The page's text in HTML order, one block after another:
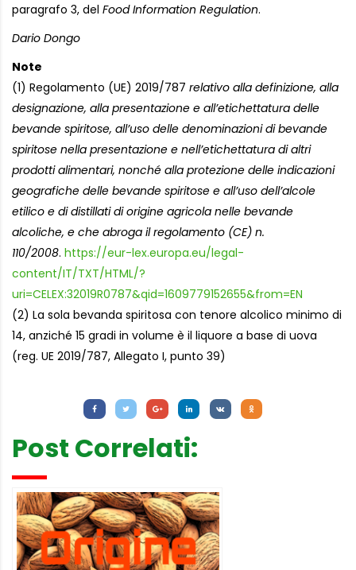
paragrafo 3, del Food Information Regulation.
Dario Dongo
Note
(1) Regolamento (UE) 2019/787 relativo alla definizione, alla
designazione, alla presentazione e all’etichettatura delle
bevande spiritose, all’uso delle denominazioni di bevande
spiritose nella presentazione e nell’etichettatura di altri
prodotti alimentari, nonché alla protezione delle indicazioni
geografiche delle bevande spiritose e all’uso dell’alcole
etilico e di distillati di origine agricola nelle bevande
alcoliche, e che abroga il regolamento (CE) n.
110/2008. https://eur-lex.europa.eu/legal-
content/IT/TXT/HTML/?
uri=CELEX:32019R0787&qid=1609779152655&from=EN
(2) La sola bevanda spiritosa con tenore alcolico minimo di
14, anziché 15 gradi in volume è il liquore a base di uova
(reg. UE 2019/787, Allegato I, punto 39)
Post Correlati: